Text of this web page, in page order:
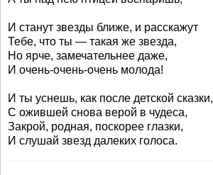
И станут звезды ближе, и расскажут
Тебе, что ты — такая же звезда,
Но ярче, замечательнее даже,
И очень-очень-очень молода!
И ты уснешь, как после детской сказки,
С ожившей снова верой в чудеса,
Закрой, родная, поскорее глазки,
И слушай звезд далеких голоса.